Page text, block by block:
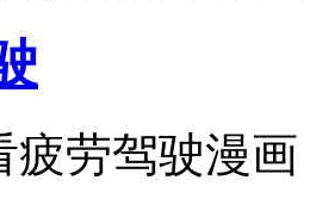
疲劳驾驶漫画